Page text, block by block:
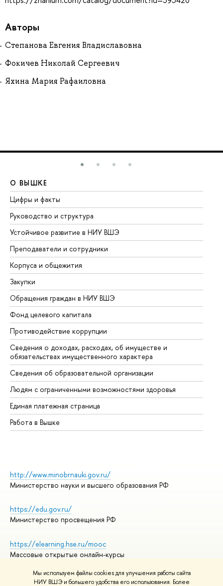
Мы используем файлы cookies для улучшения работы сайта
НИУ ВШЭ и большего удобства его использования. Более
Авторы
Степанова Евгения Владиславовна
Фокичев Николай Сергеевич
Яхина Мария Рафаиловна
О ВЫШКЕ
Цифры и факты
Руководство и структура
Устойчивое развитие в НИУ ВШЭ
Преподаватели и сотрудники
Корпуса и общежития
Закупки
Обращения граждан в НИУ ВШЭ
Фонд целевого капитала
Противодействие коррупции
Сведения о доходах, расходах, об имуществе и
обязательствах имущественного характера
Сведения об образовательной организации
Людям с ограниченными возможностями здоровья
Единая платежная страница
Работа в Вышке
http://www.minobrnauki.gov.ru/
Министерство науки и высшего образования РФ
https://edu.gov.ru/
Министерство просвещения РФ
https://elearning.hse.ru/mooc
Массовые открытые онлайн-курсы